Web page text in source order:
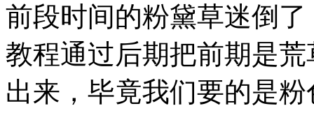
前段时间的粉黛草迷倒
教程通过后期把前期是
出来，毕竟我们要的是